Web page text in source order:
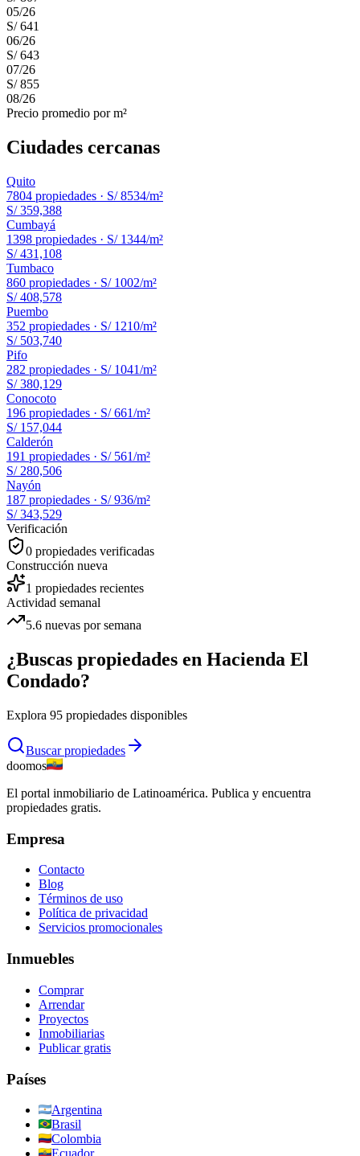
05/26
S/ 641
06/26
S/ 643
07/26
S/ 855
08/26
Precio promedio por m²
Ciudades cercanas
Quito
7804 propiedades · S/ 8534/m²
S/ 359,388
Cumbayá
1398 propiedades · S/ 1344/m²
S/ 431,108
Tumbaco
860 propiedades · S/ 1002/m²
S/ 408,578
Puembo
352 propiedades · S/ 1210/m²
S/ 503,740
Pifo
282 propiedades · S/ 1041/m²
S/ 380,129
Conocoto
196 propiedades · S/ 661/m²
S/ 157,044
Calderón
191 propiedades · S/ 561/m²
S/ 280,506
Nayón
187 propiedades · S/ 936/m²
S/ 343,529
Verificación
0 propiedades verificadas
Construcción nueva
1 propiedades recientes
Actividad semanal
5.6 nuevas por semana
¿Buscas propiedades en Hacienda El
Condado?
Explora 95 propiedades disponibles
Buscar propiedades
doomos
El portal inmobiliario de Latinoamérica. Publica y encuentra
propiedades gratis.
Empresa
Contacto
Blog
Términos de uso
Política de privacidad
Servicios promocionales
Inmuebles
Comprar
Arrendar
Proyectos
Inmobiliarias
Publicar gratis
Países
Argentina
Brasil
Colombia